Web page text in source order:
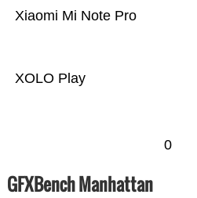
XOLO Play
Xiaomi Mi Note Pro
0
GFXBench Manhattan